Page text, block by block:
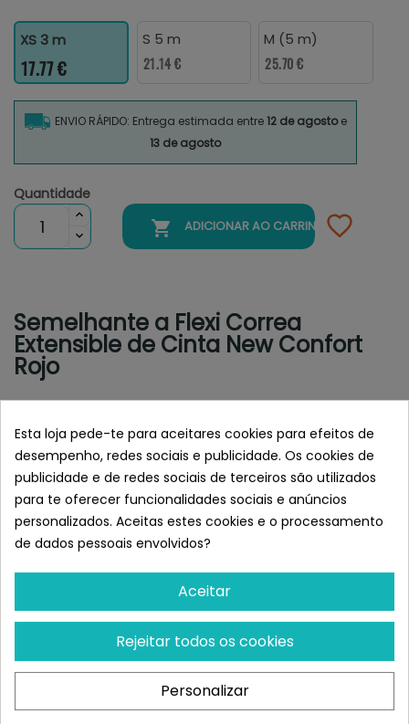
XS 3 m
17.77 €
S 5 m
21.14 €
M (5 m)
25.70 €
ENVIO RÁPIDO: Entrega estimada entre12 de agostoe
13 de agosto
Quantidade
 ADICIONAR AO CARRINHO
Semelhante a Flexi Correa
Extensible de Cinta New Confort
Rojo
Cinta New Confort Azul...
¡Últimas produtos!
17,77 €
Reflectante De Cinta
New...
¡Últimas produtos!
22,10 €
Esta loja pede-te para aceitares cookies para efeitos de
desempenho, redes sociais e publicidade. Os cookies de
publicidade e de redes sociais de terceiros são utilizados
para te oferecer funcionalidades sociais e anúncios
personalizados. Aceitas estes cookies e o processamento
de dados pessoais envolvidos?
Aceitar
Rejeitar todos os cookies
Personalizar